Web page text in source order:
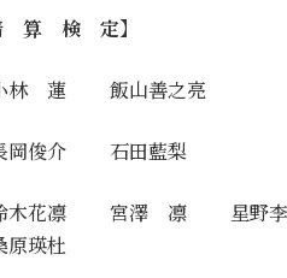
算 検 定】
蓮 飯山善之亮
俊介 石田藍梨
花凛 宮澤 凛 星野李
杜